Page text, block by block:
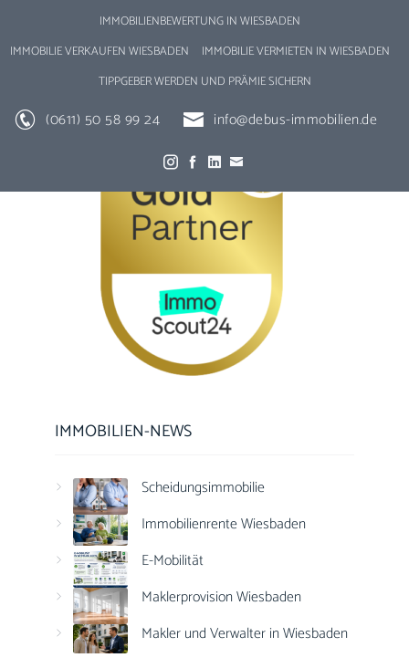
IMMOBILIENBEWERTUNG IN WIESBADEN
IMMOBILIE VERKAUFEN WIESBADEN
IMMOBILIE VERMIETEN IN WIESBADEN
TIPPGEBER WERDEN UND PRÄMIE SICHERN
(0611) 50 58 99 24 info@debus-immobilien.de
IMMOBILIEN-NEWS
Scheidungsimmobilie
Immobilienrente Wiesbaden
E-Mobilität
Maklerprovision Wiesbaden
Makler und Verwalter in Wiesbaden